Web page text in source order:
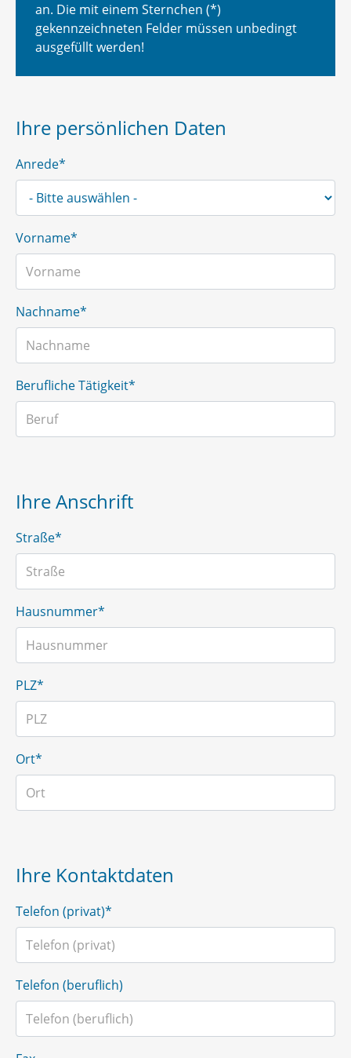
an. Die mit einem Sternchen (*)
gekennzeichneten Felder müssen unbedingt
ausgefüllt werden!
Ihre persönlichen Daten
Anrede*
Vorname*
Nachname*
Berufliche Tätigkeit*
Ihre Anschrift
Straße*
Hausnummer*
PLZ*
Ort*
Ihre Kontaktdaten
Telefon (privat)*
Telefon (beruflich)